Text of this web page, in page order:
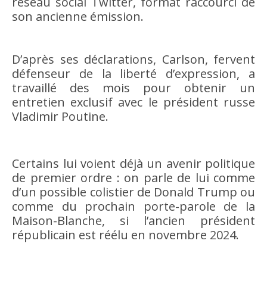
son ancienne émission.
D’après ses déclarations, Carlson, fervent
défenseur de la liberté d’expression, a
travaillé des mois pour obtenir un
entretien exclusif avec le président russe
Vladimir Poutine.
Certains lui voient déjà un avenir politique
de premier ordre : on parle de lui comme
d’un possible colistier de Donald Trump ou
comme du prochain porte-parole de la
Maison-Blanche, si l’ancien président
républicain est réélu en novembre 2024.